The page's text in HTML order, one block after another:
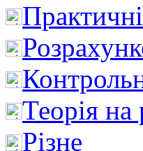
Теорія на
Різне